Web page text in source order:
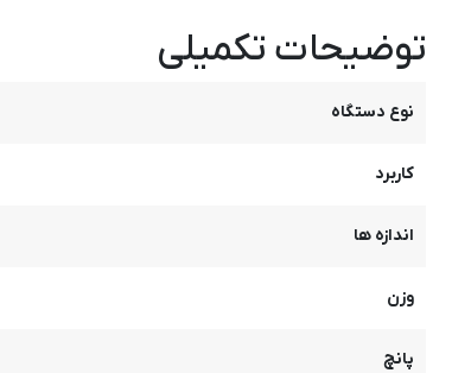
توضیحات تکمیلی
نوع دستگاه
کاربرد
اندازه ها
وزن
پانچ